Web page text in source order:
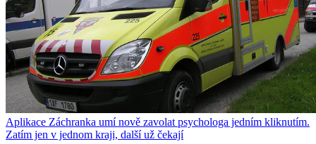
Aplikace Záchranka umí nově zavolat psychologa jedním kliknutím.
Zatím jen v jednom kraji, další už čekají